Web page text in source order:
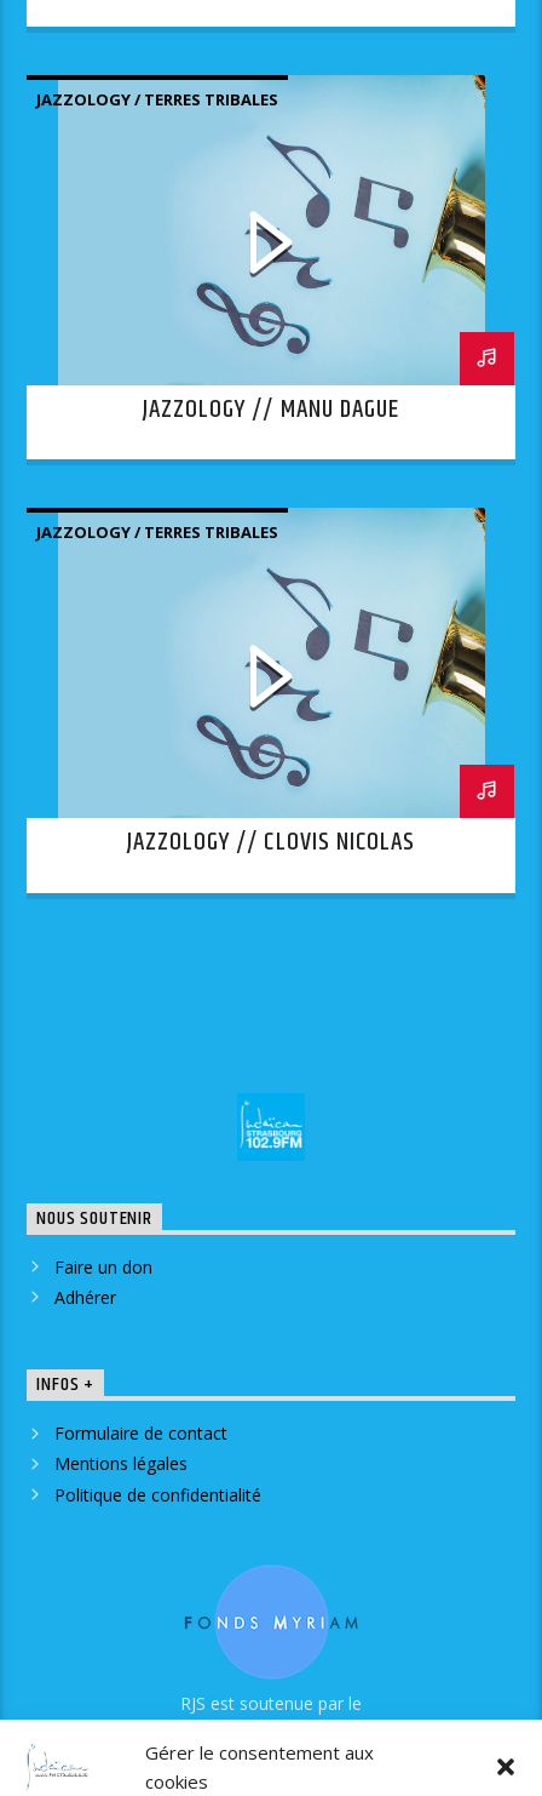
Gérer le consentement aux
cookies
JAZZOLOGY / TERRES TRIBALES
JAZZOLOGY // MANU DAGUE
JAZZOLOGY / TERRES TRIBALES
JAZZOLOGY // CLOVIS NICOLAS
NOUS SOUTENIR
Faire un don
Adhérer
INFOS +
Formulaire de contact
Mentions légales
Politique de confidentialité
RJS est soutenue par le